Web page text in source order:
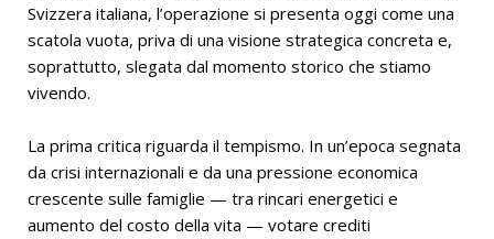
Svizzera italiana, l’operazione si presenta oggi come una
scatola vuota, priva di una visione strategica concreta e,
soprattutto, slegata dal momento storico che stiamo
vivendo.
La prima critica riguarda il tempismo. In un’epoca segnata
da crisi internazionali e da una pressione economica
crescente sulle famiglie — tra rincari energetici e
aumento del costo della vita — votare crediti